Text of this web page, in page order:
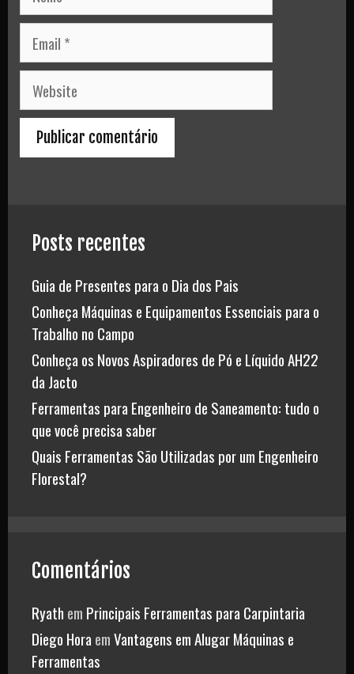
Email
Website
Posts recentes
Guia de Presentes para o Dia dos Pais
Conheça Máquinas e Equipamentos Essenciais para o
Trabalho no Campo
Conheça os Novos Aspiradores de Pó e Líquido AH22
da Jacto
Ferramentas para Engenheiro de Saneamento: tudo o
que você precisa saber
Quais Ferramentas São Utilizadas por um Engenheiro
Florestal?
Comentários
Ryath em Principais Ferramentas para Carpintaria
Diego Hora emVantagens em Alugar Máquinas e
Ferramentas